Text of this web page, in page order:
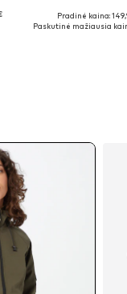
+1
Yra daugybė
Pradinė kaina:
Paskutinė mažiausia